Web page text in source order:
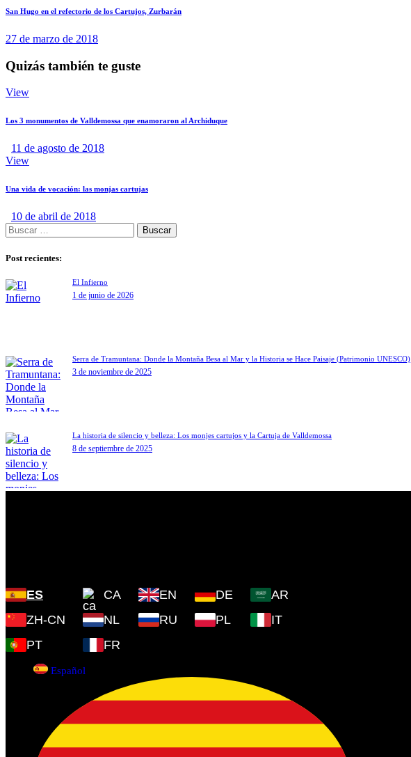
San Hugo en el refectorio de los Cartujos, Zurbarán
27 de marzo de 2018
Quizás también te guste
View
Los 3 monumentos de Valldemossa que enamoraron al Archiduque
11 de agosto de 2018
View
Una vida de vocación: las monjas cartujas
10 de abril de 2018
Post recientes:
El Infierno
1 de junio de 2026
Serra de Tramuntana: Donde la Montaña Besa al Mar y la Historia se Hace Paisaje (Patrimonio UNESCO)
3 de noviembre de 2025
La historia de silencio y belleza: Los monjes cartujos y la Cartuja de Valldemossa
8 de septiembre de 2025
ES CA EN DE
AR
ZH-CN
NL RU PL
IT
PT
FR
Español